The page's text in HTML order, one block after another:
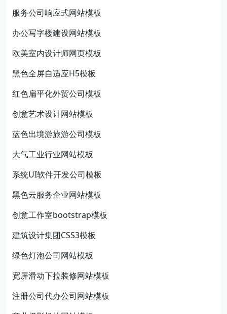
服务公司响应式网站模板
办公写字楼建设网站模板
欧美室内设计师网页模板
黑色全屏自适应H5模板
红色扁平化外贸公司模板
创意艺术设计网站模板
蓝色出境游旅游公司模板
大气工业行业网站模板
系统UI软件开发公司模板
黑色云服务企业网站模板
创意工作室bootstrap模板
建筑设计集团CSS3模板
绿色灯泡公司网站模板
宽屏滑动下拉装修网站模板
注册公司代办公司网站模板